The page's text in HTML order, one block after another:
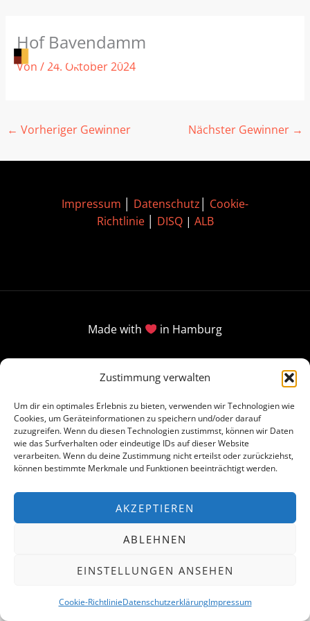
Zustimmung verwalten
Um dir ein optimales Erlebnis zu bieten, verwenden wir Technologien wie
Cookies, um Geräteinformationen zu speichern und/oder darauf
zuzugreifen. Wenn du diesen Technologien zustimmst, können wir Daten
wie das Surfverhalten oder eindeutige IDs auf dieser Website
verarbeiten. Wenn du deine Zustimmung nicht erteilst oder zurückziehst,
können bestimmte Merkmale und Funktionen beeinträchtigt werden.
AKZEPTIEREN
ABLEHNEN
EINSTELLUNGEN ANSEHEN
Cookie-RichtlinieDatenschutzerklärungImpressum
Inhalt
springen
Hof Bavendamm
Von /24. Oktober 2024
← Vorheriger Gewinner Nächster Gewinner →
Impressum Datenschutz
Cookie-
Richtlinie│ DISQ| ALB
Made with in Hamburg